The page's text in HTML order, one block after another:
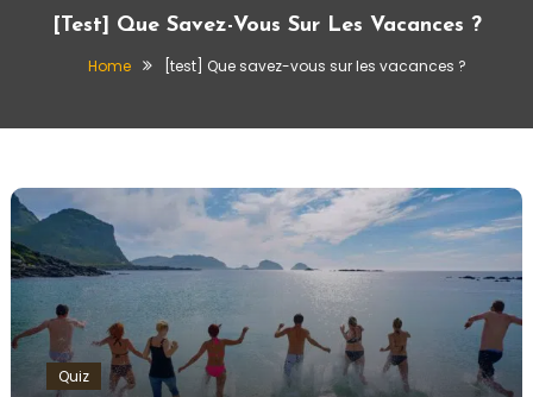
[test] Que Savez-Vous Sur Les Vacances ?
Home [test] Que savez-vous sur les vacances ?
Quiz